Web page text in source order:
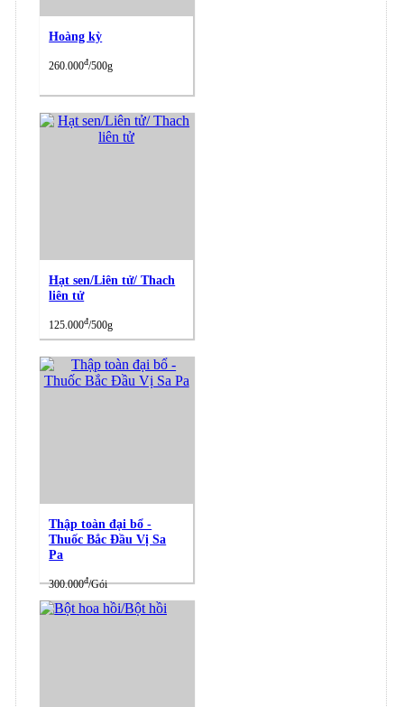
Hoàng kỳ
260.000đ/500g
Hạt sen/Liên tử/ Thach
liên tử
125.000đ/500g
Thập toàn đại bổ -
Thuốc Bắc Đầu Vị Sa
Pa
300.000đ/Gói